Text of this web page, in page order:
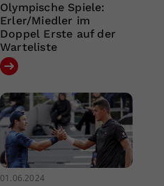
Olympische Spiele:
Erler/Miedler im
Doppel Erste auf der
Warteliste
01.06.2024